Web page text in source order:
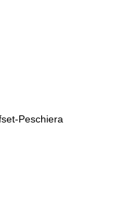
Peschiera